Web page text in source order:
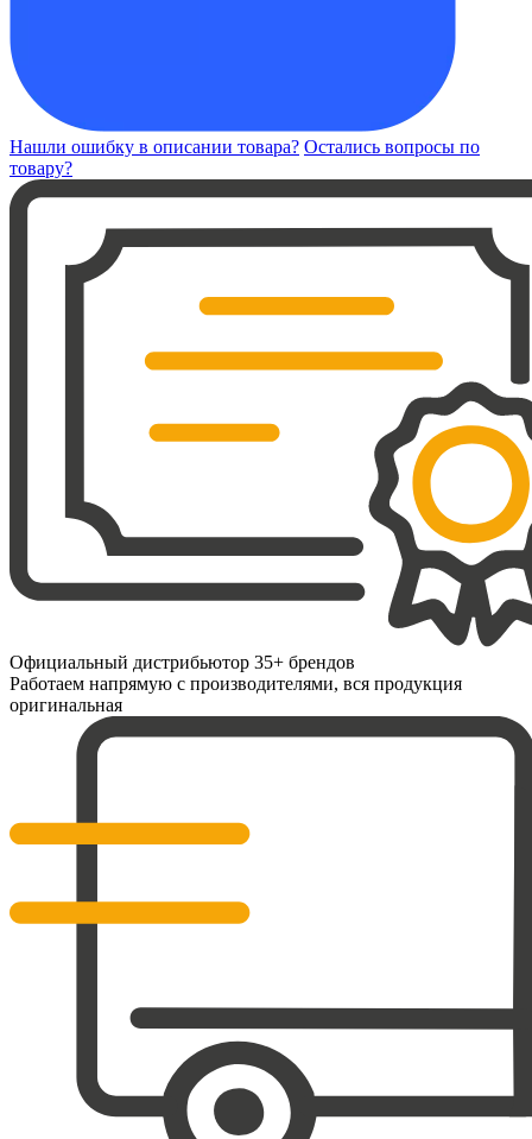
Нашли ошибку в описании товара? Остались вопросы по
товару?
Официальный дистрибьютор 35+ брендов
Работаем напрямую с производителями, вся продукция
оригинальная